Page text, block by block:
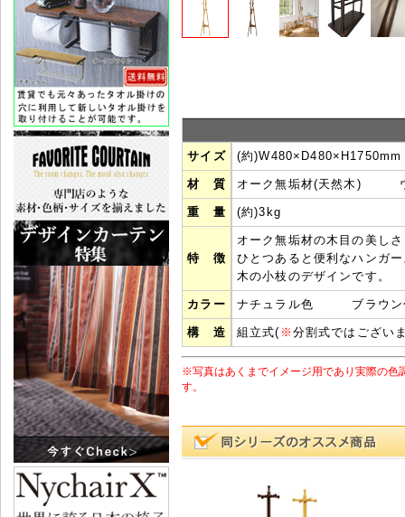
サイズ (約)W480×D480×H1750mm
材 質 オーク無垢材(天然木)
重 量 (約)3kg
特 徴
オーク無垢材の木目の美し
ひとつあると便利なハンガ
木の小枝のデザインです。
カラー ナチュラル色 ブラウン
構 造 組立式( ※ 分割式ではござい
※写真はあくまでイメージ用であり実際の色
す。